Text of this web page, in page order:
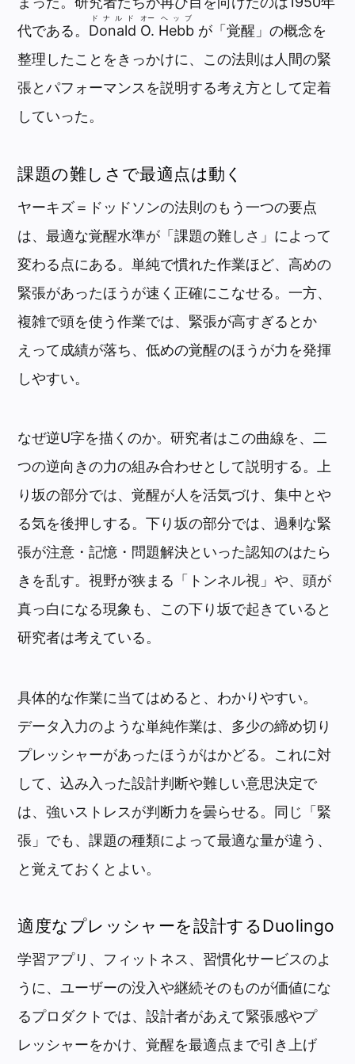
代である。 Donald
ドナルド
O.
オー
Hebb
ヘッブ
が「覚醒」の概念を
整理したことをきっかけに、この法則は人間の緊
張とパフォーマンスを説明する考え方として定着
していった。
課題の難しさで最適点は動く
ヤーキズ＝ドッドソンの法則のもう一つの要点
は、最適な覚醒水準が「課題の難しさ」によって
変わる点にある。単純で慣れた作業ほど、高めの
緊張があったほうが速く正確にこなせる。一方、
複雑で頭を使う作業では、緊張が高すぎるとか
えって成績が落ち、低めの覚醒のほうが力を発揮
しやすい。
なぜ逆U字を描くのか。研究者はこの曲線を、二
つの逆向きの力の組み合わせとして説明する。上
り坂の部分では、覚醒が人を活気づけ、集中とや
る気を後押しする。下り坂の部分では、過剰な緊
張が注意・記憶・問題解決といった認知のはたら
きを乱す。視野が狭まる「トンネル視」や、頭が
真っ白になる現象も、この下り坂で起きていると
研究者は考えている。
具体的な作業に当てはめると、わかりやすい。
データ入力のような単純作業は、多少の締め切り
プレッシャーがあったほうがはかどる。これに対
して、込み入った設計判断や難しい意思決定で
は、強いストレスが判断力を曇らせる。同じ「緊
張」でも、課題の種類によって最適な量が違う、
と覚えておくとよい。
適度なプレッシャーを設計するDuolingo
学習アプリ、フィットネス、習慣化サービスのよ
うに、ユーザーの没入や継続そのものが価値にな
るプロダクトでは、設計者があえて緊張感やプ
レッシャーをかけ、覚醒を最適点まで引き上げ